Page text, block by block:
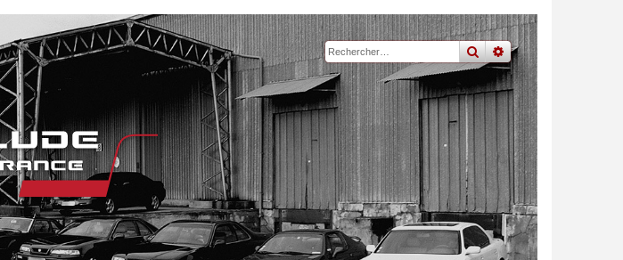
rechercher
recherche